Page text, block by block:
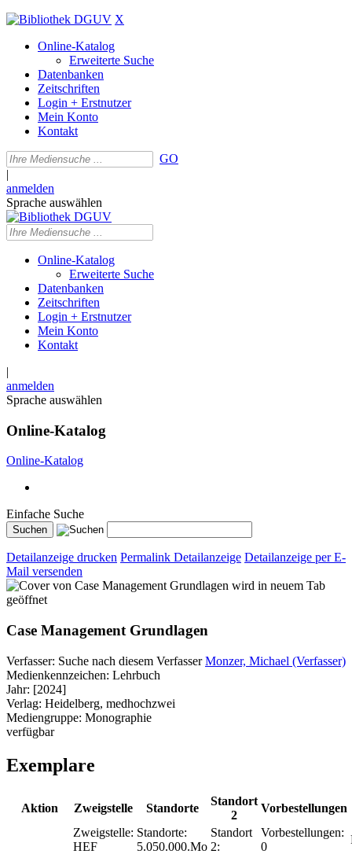
X
Online-Katalog
Erweiterte Suche
Datenbanken
Zeitschriften
Login + Erstnutzer
Mein Konto
Kontakt
GO
|
anmelden
Sprache auswählen
Online-Katalog
Erweiterte Suche
Datenbanken
Zeitschriften
Login + Erstnutzer
Mein Konto
Kontakt
|
anmelden
Sprache auswählen
Online-Katalog
Online-Katalog
Einfache Suche
Detailanzeige drucken Permalink Detailanzeige Detailanzeige per E-
Mail versenden
wird in neuem Tab
geöffnet
Case Management Grundlagen
Verfasser: Suche nach diesem Verfasser Monzer, Michael (Verfasser)
Medienkennzeichen: Lehrbuch
Jahr: [2024]
Verlag: Heidelberg, medhochzwei
Mediengruppe: Monographie
verfügbar
Exemplare
Aktion Zweigstelle Standorte
Standort
2
Vorbestellungen
Zweigstelle:
HEF
Standorte:
5.050.000.Mo
Standort
2:
Vorbestellungen:
0